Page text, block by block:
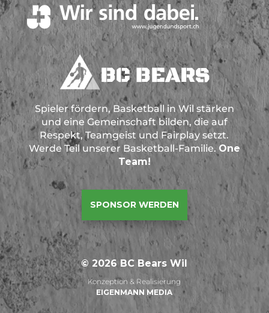
Spieler fördern, Basketball in Wil stärken
und eine Gemeinschaft bilden, die auf
Respekt, Teamgeist und Fairplay setzt.
Werde Teil unserer Basketball-Familie.One
Team!
SPONSOR WERDEN
© 2026 BC Bears Wil
Konzeption & Realisierung
EIGENMANN MEDIA